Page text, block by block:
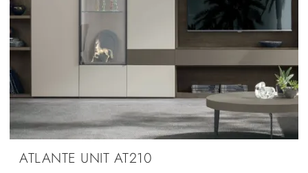
ATLANTE UNIT AT210